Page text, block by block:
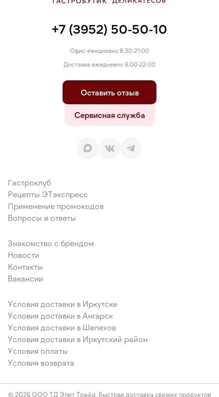
+7 (3952) 50-50-10
Офис ежедневно 8:30-21:00
Доставка ежедневно 9:00-22:00
Оставить отзыв
Сервисная служба
Гастроклуб
Рецепты ЭТэкспресс
Применение промокодов
Вопросы и ответы
Знакомство с брендом
Новости
Контакты
Вакансии
Условия доставки в Иркутске
Условия доставки в Ангарск
Условия доставки в Шелехов
Условия доставки в Иркутский район
Условия оплаты
Условия возврата
© 2026 ООО ТД Элит Трейд. Быстрая доставка свежих продуктов